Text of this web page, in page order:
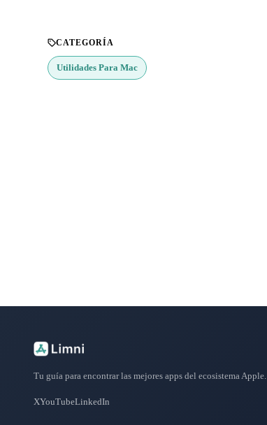
CATEGORÍA
Utilidades Para Mac
Tu guía para encontrar las mejores apps del ecosistema Apple.
XYouTubeLinkedIn